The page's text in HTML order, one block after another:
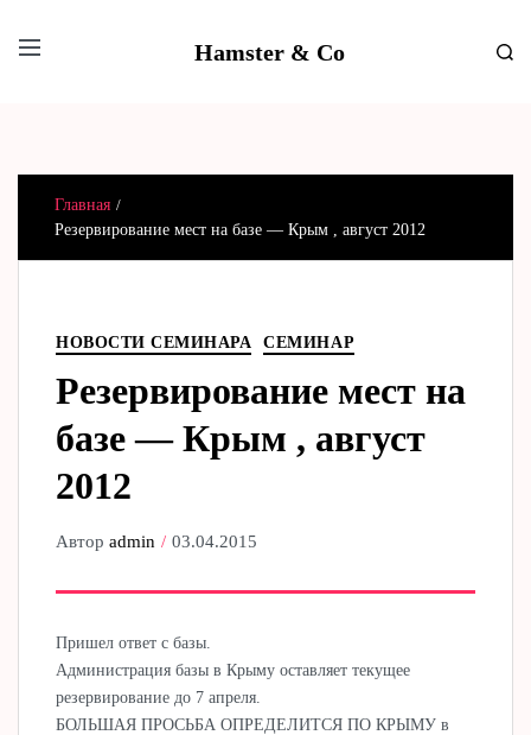
Hamster & Co
Главная
Резервирование мест на базе — Крым , август 2012
НОВОСТИ СЕМИНАРА СЕМИНАР
Резервирование мест на
базе — Крым , август
2012
Авторadmin 03.04.2015
Пришел ответ с базы.
Администрация базы в Крыму оставляет текущее
резервирование до 7 апреля.
БОЛЬШАЯ ПРОСЬБА ОПРЕДЕЛИТСЯ ПО КРЫМУ в